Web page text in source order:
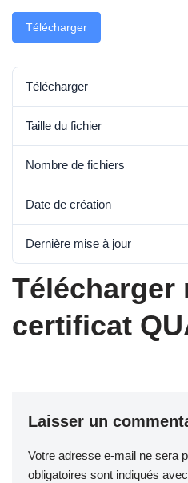
Télécharger
Télécharger
Taille du fichier
Nombre de fichiers
Date de création
Dernière mise à jour
Télécharger
certificat
Laisser un
Votre adresse e-mail ne sera
obligatoires sont indiqués avec